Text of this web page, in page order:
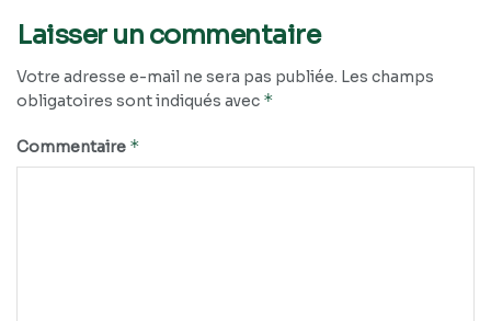
Laisser un commentaire
Votre adresse e-mail ne sera pas publiée. Les champs
obligatoires sont indiqués avec *
Commentaire *